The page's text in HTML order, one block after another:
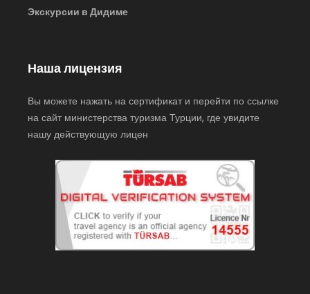
Экскурсии в Дидиме
Наша лицензия
Вы можете нажать на сертификат и перейти по ссылке
на сайт министерства туризма Турции, где увидите
нашу действующую лицен